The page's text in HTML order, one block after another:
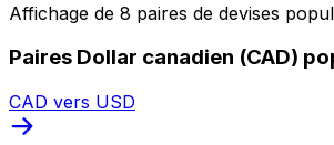
Affichage de 8 paires de devises
Paires Dollar canadien (CAD)
CAD vers USD